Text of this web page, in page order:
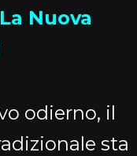
Nuova
odierno, il
sta